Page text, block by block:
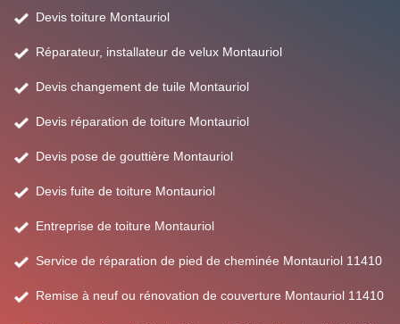
Devis toiture Montauriol
Réparateur, installateur de velux Montauriol
Devis changement de tuile Montauriol
Devis réparation de toiture Montauriol
Devis pose de gouttière Montauriol
Devis fuite de toiture Montauriol
Entreprise de toiture Montauriol
Service de réparation de pied de cheminée Montauriol 11410
Remise à neuf ou rénovation de couverture Montauriol 11410